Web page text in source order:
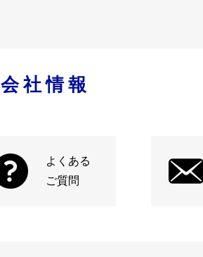
会社情報
よくある
ご質問